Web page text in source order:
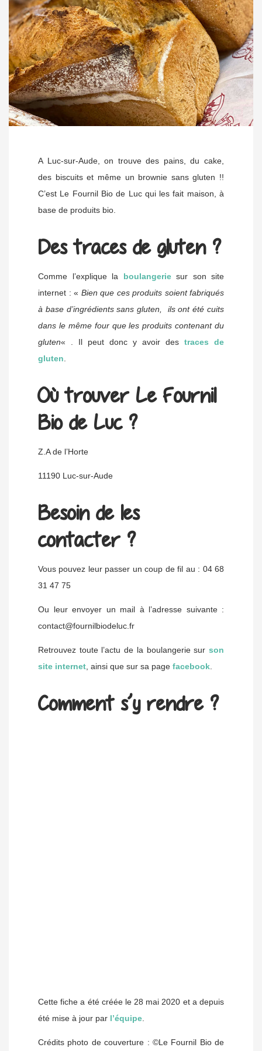
A Luc-sur-Aude, on trouve des pains, du cake,
des biscuits et même un brownie sans gluten !!
C’est Le Fournil Bio de Luc qui les fait maison, à
base de produits bio.
Des traces de gluten ?
Comme l’explique la boulangeriesur son site
internet : « Bien que ces produits soient fabriqués
à base d’ingrédients sans gluten, ils ont été cuits
dans le même four que les produits contenant du
gluten« . Il peut donc y avoir des traces de
gluten
Où trouver Le Fournil
Bio de Luc ?
Z.A de l’Horte
11190 Luc-sur-Aude
Besoin de les
contacter ?
Vous pouvez leur passer un coup de fil au : 04 68
31 47 75
Ou leur envoyer un mail à l’adresse suivante :
contact@fournilbiodeluc.fr
Retrouvez toute l’actu de la boulangerie sur son
site internet , ainsi que sur sa page facebook
Comment s’y rendre ?
Cette fiche a été créée le 28 mai 2020 et a depuis
été mise à jour par l’équipe
Crédits photo de couverture : ©Le Fournil Bio de